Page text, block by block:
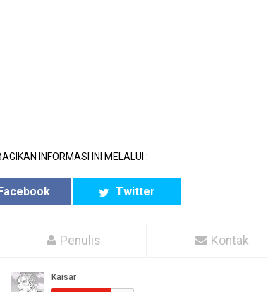
INFORMASI INI MELALUI :
Twitter
Penulis Kontak